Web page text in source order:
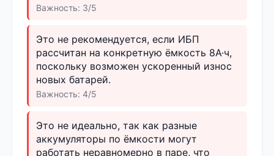
Важность: 3/5
Это не рекомендуется, если ИБП
рассчитан на конкретную ёмкость 8А·ч,
поскольку возможен ускоренный износ
новых батарей.
Важность: 4/5
Это не идеально, так как разные
аккумуляторы по ёмкости могут
работать неравномерно в паре, что